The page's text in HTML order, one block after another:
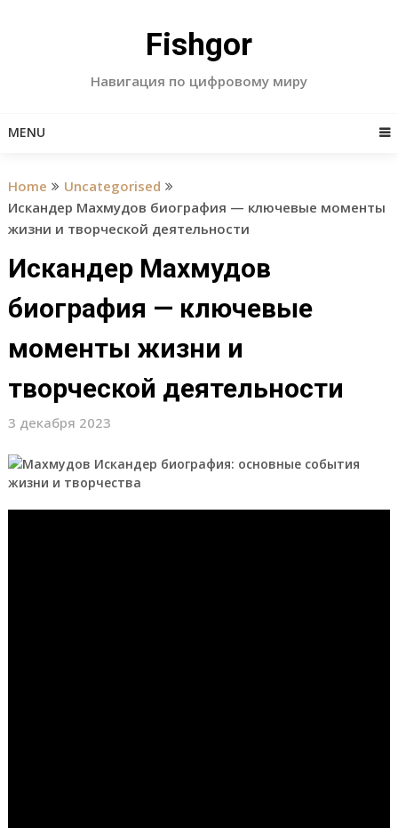
Fishgor
Навигация по цифровому миру
MENU
Home
Uncategorised
Искандер Махмудов биография — ключевые моменты
жизни и творческой деятельности
Искандер Махмудов
биография — ключевые
моменты жизни и
творческой деятельности
3 декабря 2023